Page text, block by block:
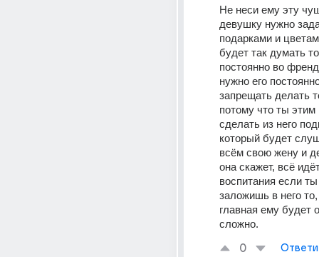
Не неси ему эту
девушку нужно
подарками и
будет так думать
постоянно во
нужно его
запрещать делать
потому что ты
сделать из него
который будет
всём свою жену и
она скажет, всё
воспитания если
заложишь в него
главная ему будет
сложно.
0